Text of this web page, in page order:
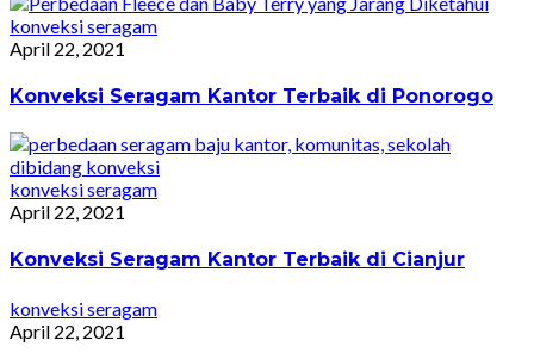
konveksi seragam
April 22, 2021
Konveksi Seragam Kantor Terbaik di Ponorogo
konveksi seragam
April 22, 2021
Konveksi Seragam Kantor Terbaik di Cianjur
konveksi seragam
April 22, 2021